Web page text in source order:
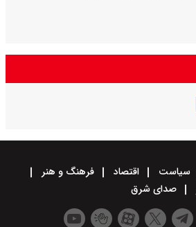
سیاست اقتصاد
فرهنگ و هنر
صدای شرق